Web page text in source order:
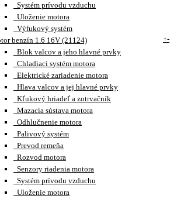
Systém prívodu vzduchu
Uloženie motora
Výfukový systém
benzín 1.6 16V (21124)
+-
Blok valcov a jeho hlavné prvky
Chladiaci systém motora
Elektrické zariadenie motora
Hlava valcov a jej hlavné prvky
Kľukový hriadeľ a zotrvačník
Mazacia sústava motora
Odhlučnenie motora
Palivový systém
Prevod remeňa
Rozvod motora
Senzory riadenia motora
Systém prívodu vzduchu
Uloženie motora